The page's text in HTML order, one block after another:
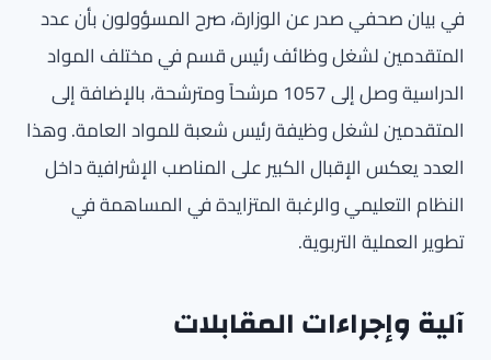
في بيان صحفي صدر عن الوزارة، صرح المسؤولون بأن عدد
المتقدمين لشغل وظائف رئيس قسم في مختلف المواد
الدراسية وصل إلى 1057 مرشحاً ومترشحة، بالإضافة إلى
المتقدمين لشغل وظيفة رئيس شعبة للمواد العامة. وهذا
العدد يعكس الإقبال الكبير على المناصب الإشرافية داخل
النظام التعليمي والرغبة المتزايدة في المساهمة في
تطوير العملية التربوية.
آلية وإجراءات المقابلات